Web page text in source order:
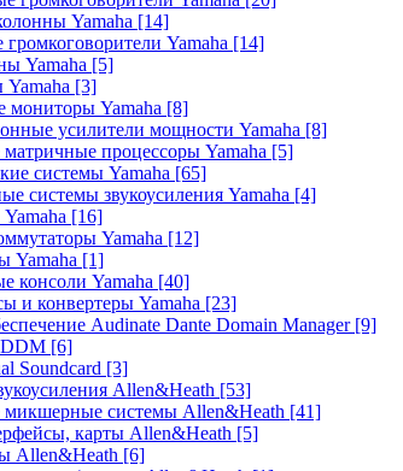
Yamaha [14]
Yamaha [14]
Yamaha [5]
[3]
мониторы Yamaha [8]
усилители мощности Yamaha [8]
процессоры Yamaha [5]
системы Yamaha [65]
системы звукоусиления Yamaha [4]
[16]
Yamaha [12]
Yamaha [1]
консоли Yamaha [40]
и конвертеры Yamaha [23]
Audinate Dante Domain Manager [9]
[6]
Soundcard [3]
Allen&Heath [53]
системы Allen&Heath [41]
карты Allen&Heath [5]
Allen&Heath [6]